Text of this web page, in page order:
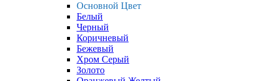
Основной Цвет
Белый
Черный
Коричневый
Бежевый
Хром Серый
Золото